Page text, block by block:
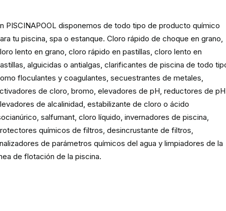
PISCINAPOOL disponemos de todo tipo de producto químico
tu piscina, spa o estanque. Cloro rápido de choque en grano,
lento en grano, cloro rápido en pastillas, cloro lento en
alguicidas o antialgas, clarificantes de piscina de todo
floculantes y coagulantes, secuestrantes de metales,
de cloro, bromo, elevadores de pH, reductores de
de alcalinidad, estabilizante de cloro o ácido
salfumant, cloro líquido, invernadores de piscina,
químicos de filtros, desincrustante de filtros,
de parámetros químicos del agua y limpiadores de la
de flotación de la piscina.